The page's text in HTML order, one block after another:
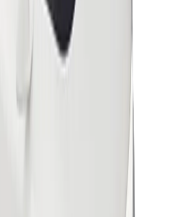
лічені хвилини!
застосунок Bolt
застосунок Bolt Food